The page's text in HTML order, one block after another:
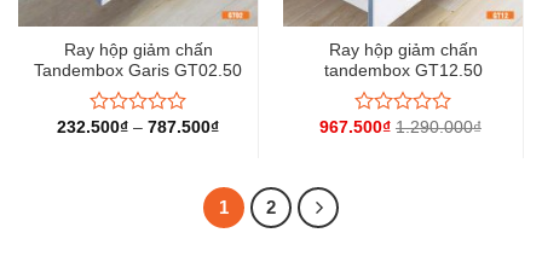
Ray hộp giảm chấn
Tandembox Garis GT02.50
Được
232.500₫ – 787.500₫
Ray hộp giảm chấn
tandembox GT12.50
Được
967.500₫ 1.290.000₫
1 2